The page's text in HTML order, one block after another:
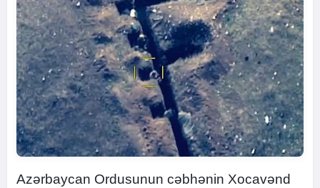
Azərbaycan Ordusunun cəbhənin Xocavənd